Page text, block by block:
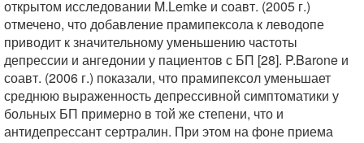
открытом исследовании M.Lemke и соавт. (2005 г.)
отмечено, что добавление прамипексола к леводопе
приводит к значительному уменьшению частоты
депрессии и ангедонии у пациентов с БП [28]. P.Barone и
соавт. (2006 г.) показали, что прамипексол уменьшает
среднюю выраженность депрессивной симптоматики у
больных БП примерно в той же степени, что и
антидепрессант сертралин. При этом на фоне приема